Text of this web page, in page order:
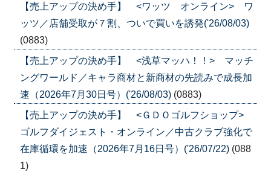
【売上アップの決め手】 <ワッツ オンライン> ワ
ッツ／店舗受取が７割、ついで買いを誘発('26/08/03)
(0883)
【売上アップの決め手】 <浅草マッハ！！> マッチ
ングワールド／キャラ商材と新商材の先読みで成長加
速（2026年7月30日号）('26/08/03) (0883)
【売上アップの決め手】 <ＧＤＯゴルフショップ>
ゴルフダイジェスト・オンライン／中古クラブ強化で
在庫循環を加速（2026年7月16日号）('26/07/22) (088
1)